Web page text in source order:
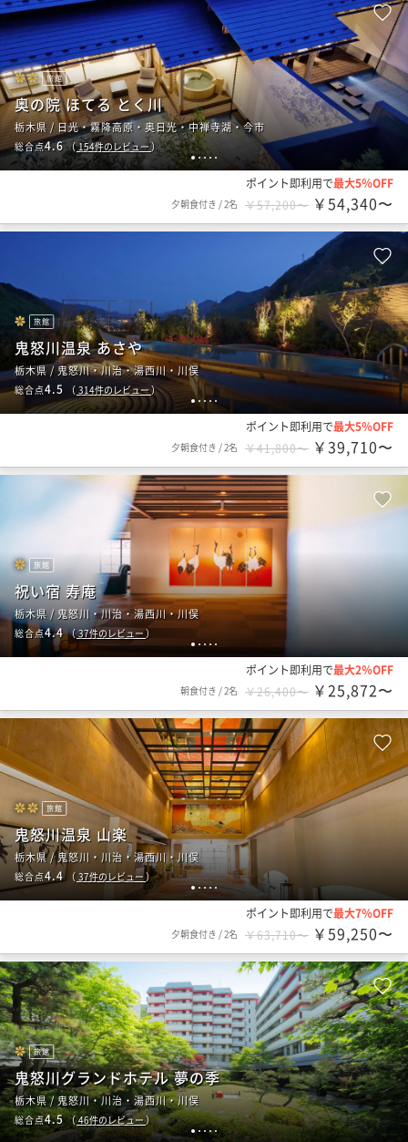
1234 5
旅館
奥の院 ほてる とく川
栃木県 / 日光・霧降高原・奥日光・中禅寺湖・今市
総合点4.6（154件のレビュー）
ポイント即利用で最大5％OFF
夕朝食付き /2名 ￥57,200〜 ￥54,340〜
12 345
旅館
鬼怒川温泉 あさや
栃木県 / 鬼怒川・川治・湯西川・川俣
総合点4.5 （ 314件のレビュー）
ポイント即利用で最大5％OFF
夕朝食付き /2名 ￥41,800〜 ￥39,710〜
12345
旅館
祝い宿 寿庵
栃木県 / 鬼怒川・川治・湯西川・川俣
総合点4.4（37件のレビュー）
ポイント即利用で最大2％OFF
朝食付き /2名 ￥26,400〜 ￥25,872〜
1234 5
旅館
鬼怒川温泉 山楽
栃木県 / 鬼怒川・川治・湯西川・川俣
総合点4.4（ 37件のレビュー）
ポイント即利用で最大7％OFF
夕朝食付き /2名 ￥63,710〜 ￥59,250〜
1 2345
旅館
鬼怒川グランドホテル 夢の季
栃木県 / 鬼怒川・川治・湯西川・川俣
総合点4.5（46件のレビュー）